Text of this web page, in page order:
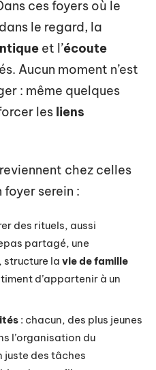
ces foyers où le
le regard, la
et l’écoute
Aucun moment n’est
: même quelques
les liens
chez celles
serein :
des rituels, aussi
partagé, une
structure la vie de famille
d’appartenir à un
: chacun, des plus jeunes
l’organisation du
juste des tâches